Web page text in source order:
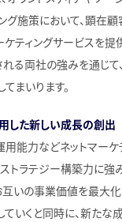
グ施策において、顕在
ティングサービスを提
る両社の強みを通じて
まいります。
した新しい成長の創出
能力などネットマーケ
ストラテジー構築力に
互いの事業価値を最大
いくと同時に、新たな